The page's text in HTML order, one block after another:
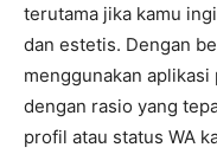
terutama jika kamu
dan estetis. Dengan
menggunakan
dengan rasio yang
profil atau status WA